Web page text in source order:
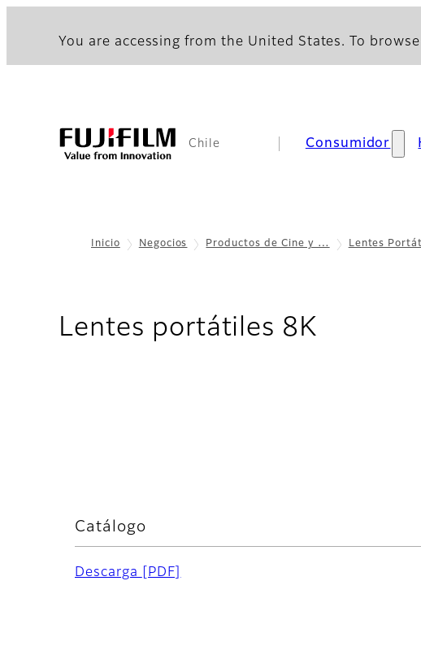
You are accessing from the United States. To
Chile Consumidor
Inicio Negocios Productos de Cine y … Lentes
Lentes portátiles 8K
Catálogo
Descarga [PDF]